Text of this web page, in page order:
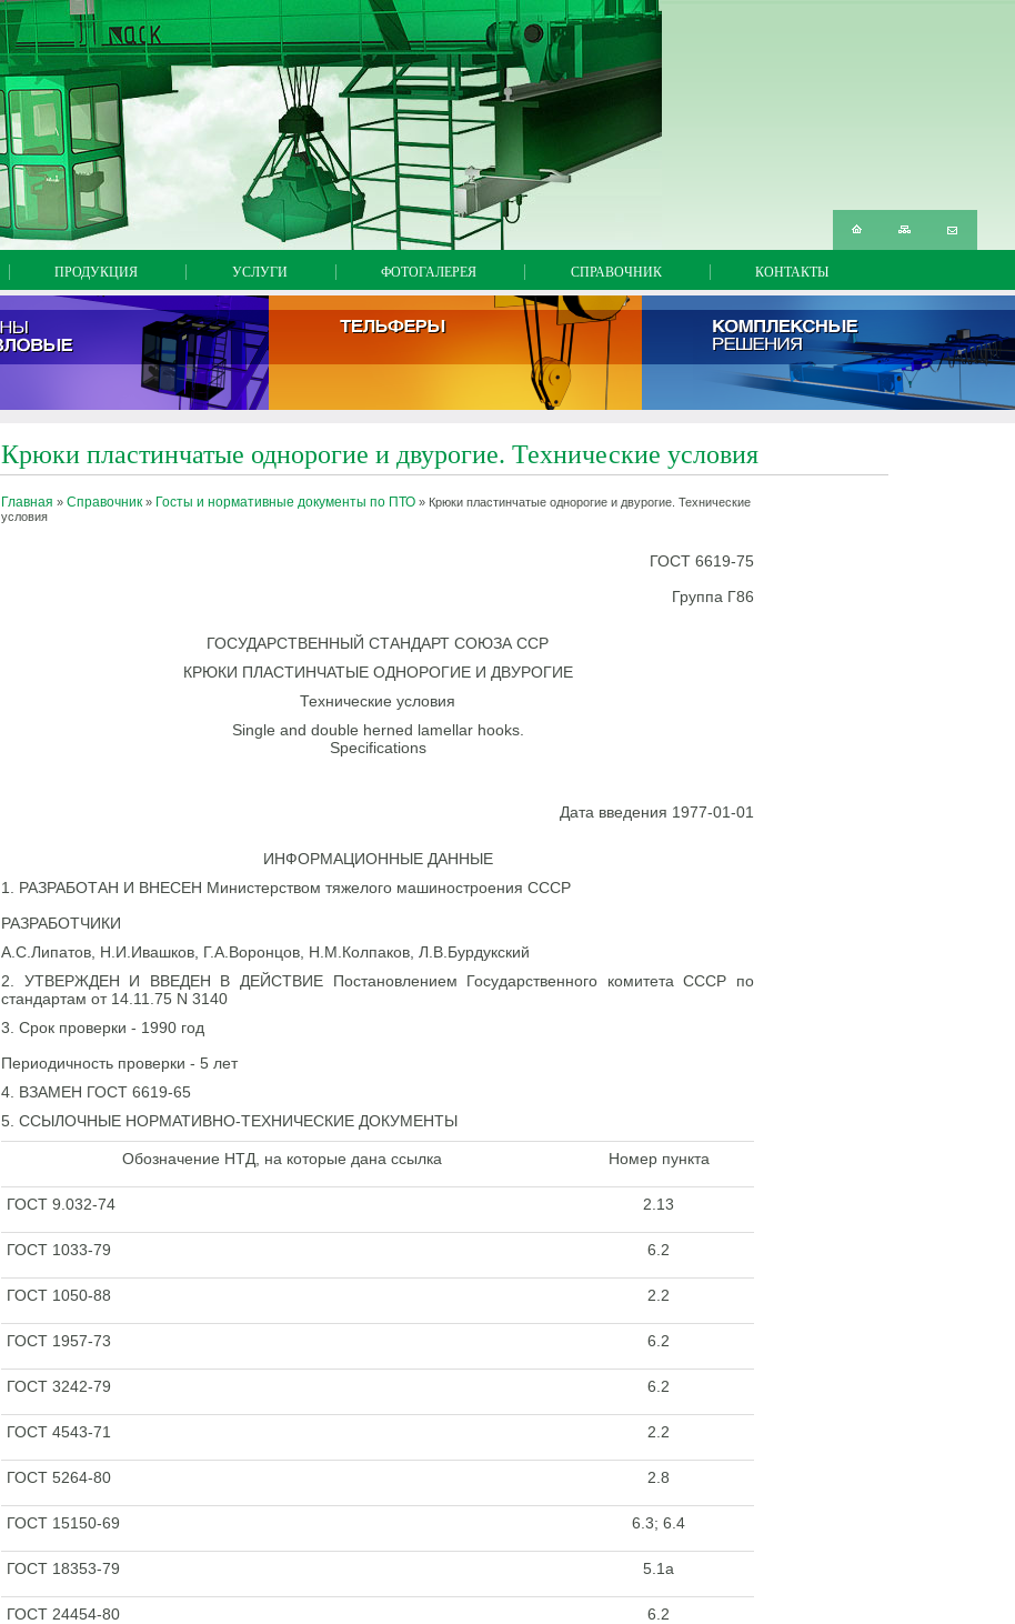
на главнуюкарта сайтанаписать нам
ПРОДУКЦИЯ УСЛУГИ ФОТОГАЛЕРЕЯ СПРАВОЧНИК КОНТАКТЫ
Крюки пластинчатые однорогие и двурогие. Технические условия
Главная » Справочник » Госты и нормативные документы по ПТО » Крюки пластинчатые однорогие и двурогие. Технические
условия
ГОСТ 6619-75
Группа Г86
ГОСУДАРСТВЕННЫЙ СТАНДАРТ СОЮЗА ССР
КРЮКИ ПЛАСТИНЧАТЫЕ ОДНОРОГИЕ И ДВУРОГИЕ
Технические условия
Single and double herned lamellar hooks.
Specifications
Дата введения 1977-01-01
ИНФОРМАЦИОННЫЕ ДАННЫЕ
1. РАЗРАБОТАН И ВНЕСЕН Министерством тяжелого машиностроения СССР
РАЗРАБОТЧИКИ
А.С.Липатов, Н.И.Ивашков, Г.А.Воронцов, Н.М.Колпаков, Л.В.Бурдукский
2. УТВЕРЖДЕН И ВВЕДЕН В ДЕЙСТВИЕ Постановлением Государственного комитета СССР по
стандартам от 14.11.75 N 3140
3. Срок проверки - 1990 год
Периодичность проверки - 5 лет
4. ВЗАМЕН ГОСТ 6619-65
5. ССЫЛОЧНЫЕ НОРМАТИВНО-ТЕХНИЧЕСКИЕ ДОКУМЕНТЫ
Обозначение НТД, на которые дана ссылка Номер пункта
ГОСТ 9.032-74 2.13
ГОСТ 1033-79 6.2
ГОСТ 1050-88 2.2
ГОСТ 1957-73 6.2
ГОСТ 3242-79 6.2
ГОСТ 4543-71 2.2
ГОСТ 5264-80 2.8
ГОСТ 15150-69 6.3; 6.4
ГОСТ 18353-79 5.1а
ГОСТ 24454-80 6.2